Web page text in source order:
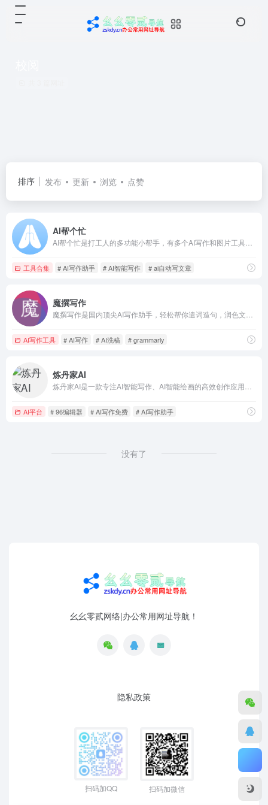
排序 发布 更新 浏览 点赞
AI帮个忙
工具合集 # AI写作助手 # AI智能写作 # ai自动写文章
魔撰写作
AI写作工具 # AI写作 # AI洗稿 # grammarly
炼丹家AI
AI平台 # 96编辑器 # AI写作免费 # AI写作助手
没有了
幺幺零贰网络|办公常用网址导航！
隐私政策
扫码加QQ 扫码加微信